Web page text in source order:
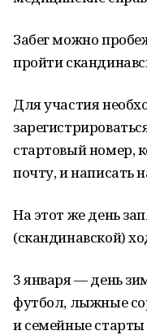
Забег можно
пройти
Для участия
стартовый номер,
почту, и написать
На этот же день
(скандинавской)
3 января — день
футбол, лыжные
и семейные